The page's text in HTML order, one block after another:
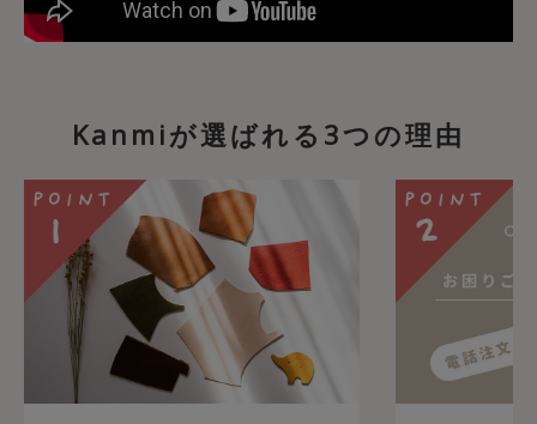
Kanmiが選ばれる3つの理由